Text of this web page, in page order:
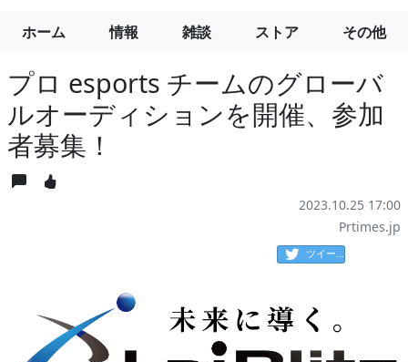
ホーム 情報 雑談 ストア その他
プロ esports チームのグローバ
ルオーディションを開催、参加
者募集！
2023.10.25 17:00
Prtimes.jp
ツイート